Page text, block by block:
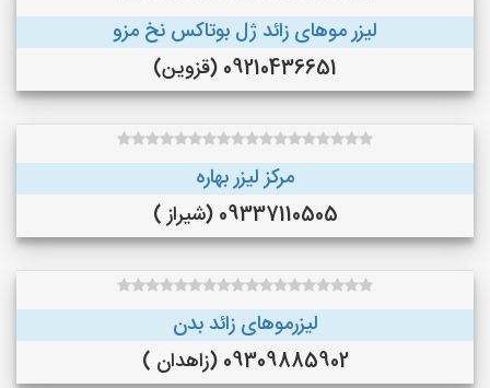
لیزر موهای زائد ژل بوتاکس نخ مزو
09210436651 (قزوین)
مرکز لیزر بهاره
09337110505 (شیراز )
لیزرموهای زائد بدن
09309885902 (زاهدان )